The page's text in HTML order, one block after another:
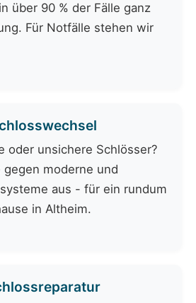
über 90 % der Fälle ganz
Für Notfälle stehen wir
oder unsichere Schlösser?
moderne und
aus - für ein rundum
in Altheim.